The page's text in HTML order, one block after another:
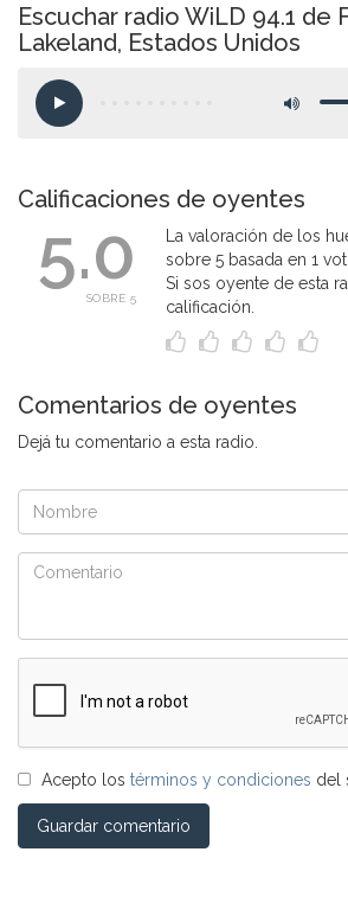
Escuchar radio WiLD 94.1 de
Lakeland, Estados Unidos
Calificaciones de oyentes
5.0
SOBRE 5
La valoración de los
sobre 5 basada en 1
Si sos oyente de esta
calificación.
Comentarios de oyentes
Dejá tu comentario a esta radio.
Acepto los términos y condiciones del
Guardar comentario